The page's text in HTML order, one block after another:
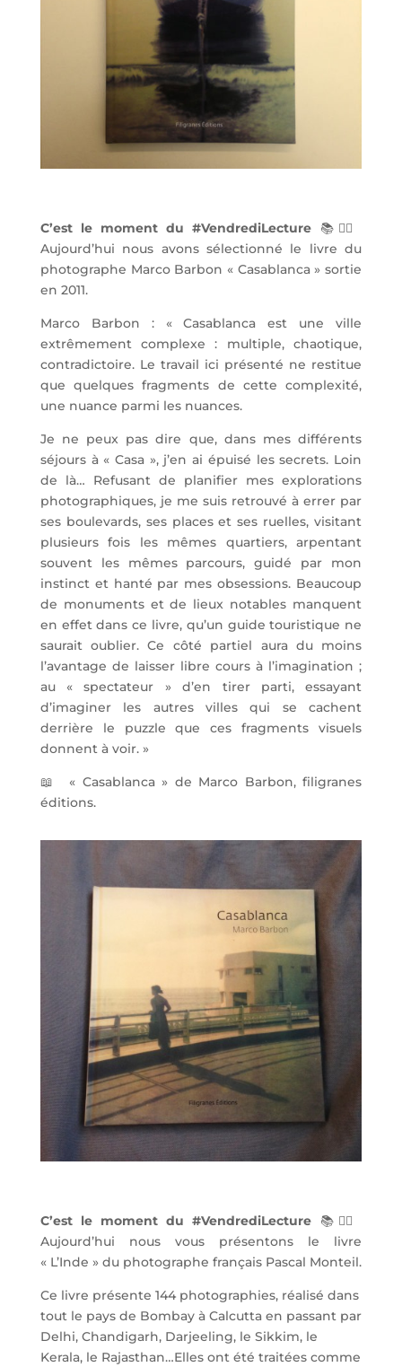
C’est le moment du #VendrediLecture
📚✌🏼️
Aujourd’hui nous avons sélectionné le livre du
photographe Marco Barbon « Casablanca » sortie
en 2011.
Marco Barbon : « Casablanca est une ville
extrêmement complexe : multiple, chaotique,
contradictoire. Le travail ici présenté ne restitue
que quelques fragments de cette complexité,
une nuance parmi les nuances.
Je ne peux pas dire que, dans mes différents
séjours à « Casa », j’en ai épuisé les secrets. Loin
de là… Refusant de planifier mes explorations
photographiques, je me suis retrouvé à errer par
ses boulevards, ses places et ses ruelles, visitant
plusieurs fois les mêmes quartiers, arpentant
souvent les mêmes parcours, guidé par mon
instinct et hanté par mes obsessions. Beaucoup
de monuments et de lieux notables manquent
en effet dans ce livre, qu’un guide touristique ne
saurait oublier. Ce côté partiel aura du moins
l’avantage de laisser libre cours à l’imagination ;
au « spectateur » d’en tirer parti, essayant
d’imaginer les autres villes qui se cachent
derrière le puzzle que ces fragments visuels
donnent à voir. »
📖« Casablanca » de Marco Barbon, filigranes
éditions.
C’est le moment du #VendrediLecture
📚✌🏼️
Aujourd’hui nous vous présentons le livre
« L’Inde » du photographe français Pascal Monteil.
Ce livre présente 144 photographies, réalisé dans
tout le pays de Bombay à Calcutta en passant par
Delhi, Chandigarh, Darjeeling, le Sikkim, le
Kerala, le Rajasthan…Elles ont été traitées comme